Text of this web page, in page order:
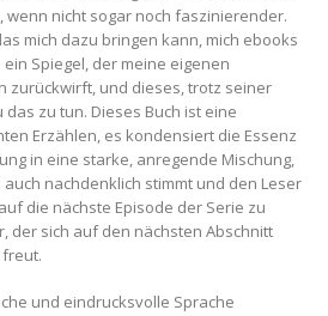
wenn nicht sogar noch faszinierender.
mich dazu bringen kann, mich ebooks
Spiegel, der meine eigenen
zurückwirft, und dieses, trotz seiner
zu tun. Dieses Buch ist eine
Erzählen, es kondensiert die Essenz
in eine starke, anregende Mischung,
nachdenklich stimmt und den Leser
die nächste Episode der Serie zu
der sich auf den nächsten Abschnitt
und eindrucksvolle Sprache